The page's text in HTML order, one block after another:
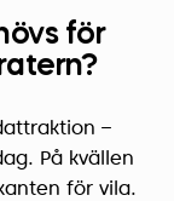
för
–
På kvällen
för vila.